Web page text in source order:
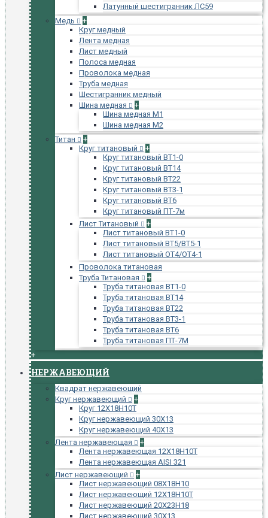
Латунный шестигранник ЛС59
Медь
+
Круг медный
Лента медная
Лист медный
Полоса медная
Проволока медная
Труба медная
Шестигранник медный
Шина медная
+
Шина медная М1
Шина медная М2
Титан
+
Круг титановый
+
Круг титановый ВТ1-0
Круг титановый ВТ14
Круг титановый ВТ22
Круг титановый ВТ3-1
Круг титановый ВТ6
Круг титановый ПТ-7м
Лист Титановый
+
Лист титановый ВТ1-0
Лист титановый ВТ5/ВТ5-1
Лист титановый ОТ4/ОТ4-1
Проволока титановая
Труба Титановая
+
Труба титановая ВТ1-0
Труба титановая ВТ14
Труба титановая ВТ22
Труба титановая ВТ3-1
Труба титановая ВТ6
Труба титановая ПТ-7М
+
НЕРЖАВЕЮЩИЙ
Квадрат нержавеющий
Круг нержавеющий
+
Круг 12Х18Н10Т
Круг нержавеющий 30Х13
Круг нержавеющий 40Х13
Лента нержавеющая
+
Лента нержавеющая 12Х18Н10Т
Лента нержавеющая AISI 321
Лист нержавеющий
+
Лист нержавеющий 08Х18Н10
Лист нержавеющий 12Х18Н10Т
Лист нержавеющий 20Х23Н18
Лист нержавеющий 30Х13